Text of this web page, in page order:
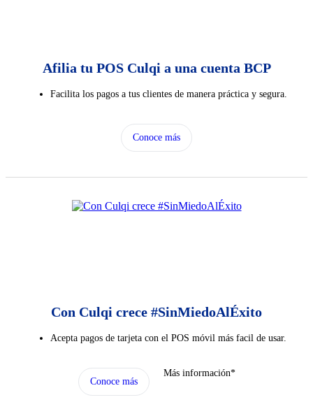
Afilia tu POS Culqi a una cuenta BCP
Facilita los pagos a tus clientes de manera práctica y segura.
Conoce más
Con Culqi crece #SinMiedoAlÉxito
Acepta pagos de tarjeta con el POS móvil más facil de usar.
Más información*
Conoce más